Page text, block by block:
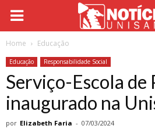
Home Educação
Educação Responsabilidade Social
Serviço-Escola de
inaugurado na
por Elizabeth Faria - 07/03/2024